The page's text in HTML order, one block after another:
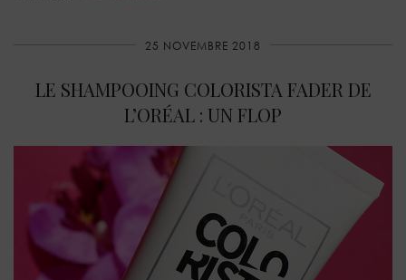
25 NOVEMBRE 2018
LE SHAMPOOING COLORISTA FADER DE
L’ORÉAL : UN FLOP